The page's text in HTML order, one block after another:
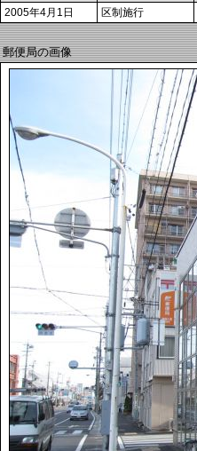
2005年4月1日 区制施行
郵便局の画像